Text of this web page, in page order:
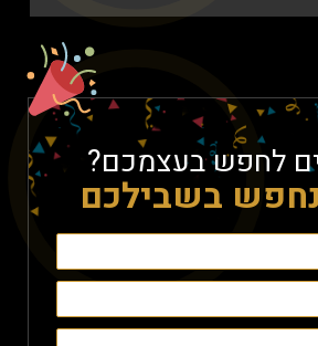
לחפש בעצמכם?
נחפש בשבילכם